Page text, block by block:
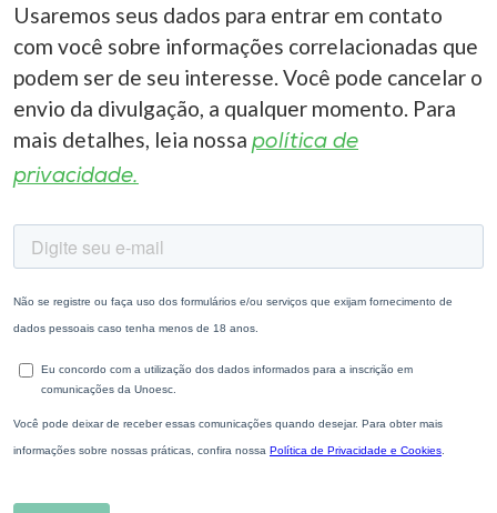
Usaremos seus dados para entrar em contato
com você sobre informações correlacionadas que
podem ser de seu interesse. Você pode cancelar o
envio da divulgação, a qualquer momento. Para
mais detalhes, leia nossa política de
privacidade.